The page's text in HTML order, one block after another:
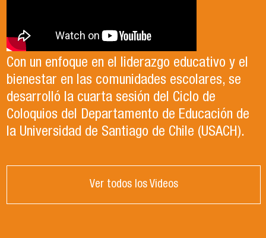
Con un enfoque en el liderazgo educativo y el
bienestar en las comunidades escolares, se
desarrolló la cuarta sesión del Ciclo de
Coloquios del Departamento de Educación de
la Universidad de Santiago de Chile (USACH).
Ver todos los Videos